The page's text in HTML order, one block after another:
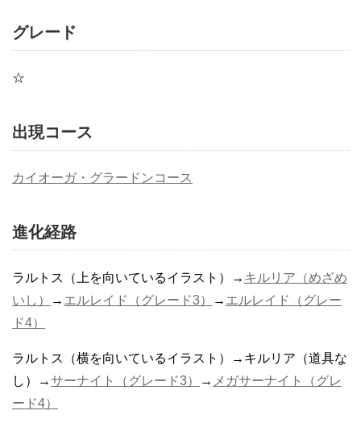
グレード
☆
出現コース
カイオーガ・グラードンコース
進化経路
ラルトス（上を向いているイラスト）→ キルリア（めざめ
いし）
→ エルレイド（グレード3） → エルレイド（グレー
ド4）
ラルトス（横を向いているイラスト）→キルリア（道具な
し）→サーナイト（グレード3） → メガサーナイト（グレ
ード4）